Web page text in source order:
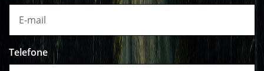
Telefone